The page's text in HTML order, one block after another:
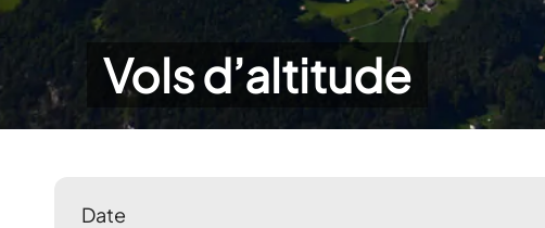
Vols d’altitude
Date